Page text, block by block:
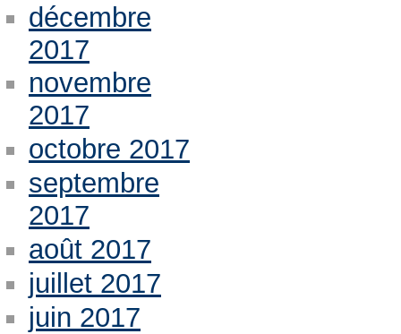
décembre
2017
novembre
2017
octobre 2017
septembre
2017
août 2017
juillet 2017
juin 2017